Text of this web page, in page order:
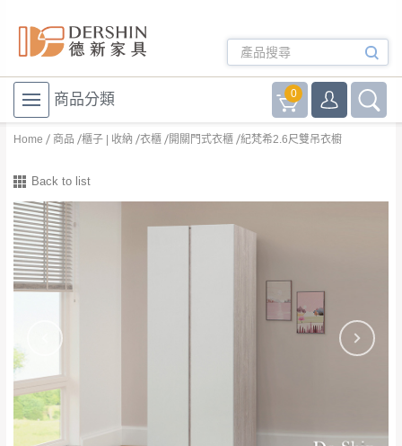
商品分類 0
Home 商品 櫃子 | 收納 衣櫃 開關門式衣櫃 紀梵希2.6尺雙吊衣櫥
Back to list